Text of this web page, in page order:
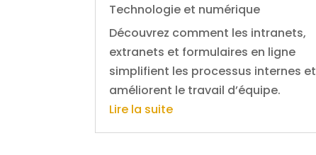
Technologie et numérique
Découvrez comment les intranets,
extranets et formulaires en ligne
simplifient les processus internes et
améliorent le travail d’équipe.
Lire la suite